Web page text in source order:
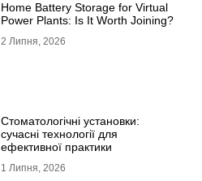
Home Battery Storage for Virtual
Power Plants: Is It Worth Joining?
2 Липня, 2026
Стоматологічні установки:
сучасні технології для
ефективної практики
1 Липня, 2026